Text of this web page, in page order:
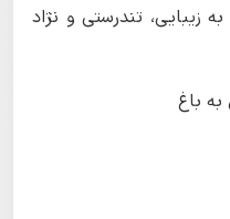
زیبایی، تندرستی و نژاد
باغ